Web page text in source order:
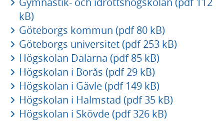
kB)
Göteborgs kommun (pdf 80 kB)
Göteborgs universitet (pdf 253 kB)
Högskolan Dalarna (pdf 85 kB)
Högskolan i Borås (pdf 29 kB)
Högskolan i Gävle (pdf 149 kB)
Högskolan i Halmstad (pdf 35 kB)
Högskolan i Skövde (pdf 326 kB)